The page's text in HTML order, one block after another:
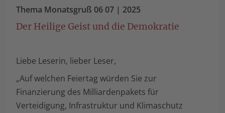
Thema Monatsgruß 06 07 | 2025
Der Heilige Geist und die Demokratie
Liebe Leserin, lieber Leser,
„Auf welchen Feiertag würden Sie zur
Finanzierung des Milliardenpakets für
Verteidigung, Infrastruktur und Klimaschutz